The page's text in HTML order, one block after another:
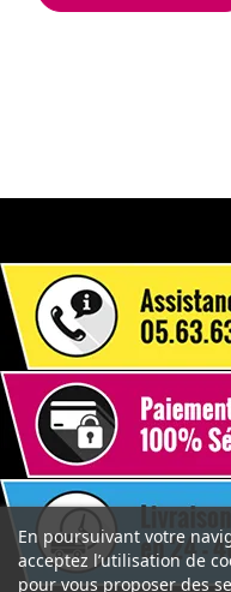
En poursuivant votre
acceptez l’utilisation de
pour vous proposer des